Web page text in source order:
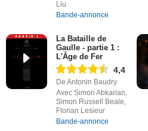
Liu
Bande-annonce
La Bataille de
Gaulle - partie 1 :
L'Âge de Fer
4,4
De Antonin Baudry
Avec Simon Abkarian,
Simon Russell Beale,
Florian Lesieur
Bande-annonce